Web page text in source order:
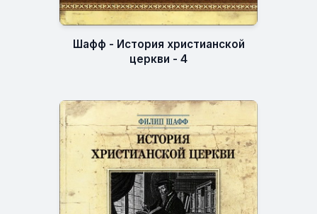
Шафф - История христианской
церкви - 4